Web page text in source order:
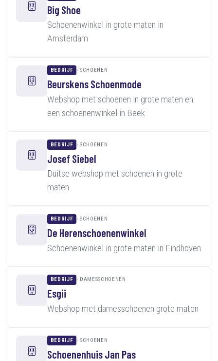
Big Shoe
Schoenenwinkel in grote maten in
Amsterdam
BEDRIJF SCHOENEN
Beurskens Schoenmode
Webshop met schoenen in grote maten en
een schoenenwinkel in Beek
BEDRIJF SCHOENEN
Josef Siebel
Duitse webshop met schoenen in grote
maten
BEDRIJF SCHOENEN
De Herenschoenenwinkel
Schoenenwinkel in grote maten in Eindhoven
BEDRIJF DAMESSCHOENEN
Esgii
Webshop met damesschoenen grote maten
BEDRIJF SCHOENEN
Schoenenhuis Jan Pas